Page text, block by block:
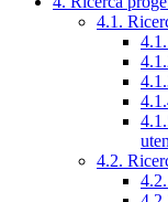
4.1.
4.2.